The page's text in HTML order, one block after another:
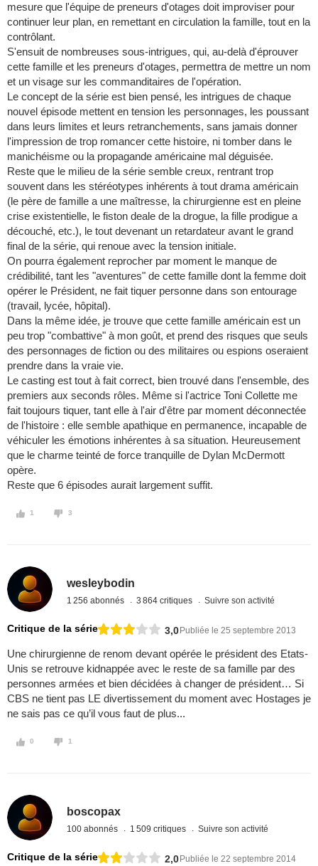
mesure que l'équipe de preneurs d'otages doit improviser pour
continuer leur plan, en remettant en circulation la famille, tout en la
contrôlant.
S'ensuit de nombreuses sous-intrigues, qui, au-delà d'éprouver
cette famille et les preneurs d'otages, permettra de mettre un nom
et un visage sur les commanditaires de l'opération.
Le concept de la série est bien pensé, les intrigues de chaque
nouvel épisode mettent en tension les personnages, les poussant
dans leurs limites et leurs retranchements, sans jamais donner
l'impression de trop romancer cette histoire, ni tomber dans le
manichéisme ou la propagande américaine mal déguisée.
Reste que le milieu de la série semble creux, rentrant trop
souvent dans les stéréotypes inhérents à tout drama américain
(le père de famille a une maîtresse, la chirurgienne est en pleine
crise existentielle, le fiston deale de la drogue, la fille prodigue a
découché, etc.), le tout devenant un retardateur avant le grand
final de la série, qui renoue avec la tension initiale.
On pourra également reprocher par moment le manque de
crédibilité, tant les "aventures" de cette famille dont la femme doit
opérer le Président, ne fait tiquer personne dans son entourage
(travail, lycée, hôpital).
Dans la même idée, je trouve que cette famille américain est un
peu trop "combattive" à mon goût, et prend des risques que seuls
des personnages de fiction ou des militaires ou espions oseraient
prendre dans la vraie vie.
Le casting est tout à fait correct, bien trouvé dans l'ensemble, des
premiers aux seconds rôles. Même si l'actrice Toni Collette me
fait toujours tiquer, tant elle à l'air d'être par moment déconnectée
de l'histoire : elle semble apathique en permanence, incapable de
véhiculer les émotions inhérentes à sa situation. Heureusement
que le charme teinté de force tranquille de Dylan McDermott
opère.
Reste que 6 épisodes aurait largement suffit.
1 3
wesleybodin
1 256 abonnés 3 864 critiques Suivre son activité
Critique de la série 3,0Publiée le 25 septembre 2013
Une chirurgienne de renom devant opérée le président des Etats-
Unis se retrouve kidnappée avec le reste de sa famille par des
personnes armées et bien décidées à changer de président… Si
CBS ne tient pas LE divertissement du moment avec Hostages je
ne sais pas ce qu’il vous faut de plus...
0 1
boscopax
100 abonnés 1 509 critiques Suivre son activité
Critique de la série 2,0Publiée le 22 septembre 2014